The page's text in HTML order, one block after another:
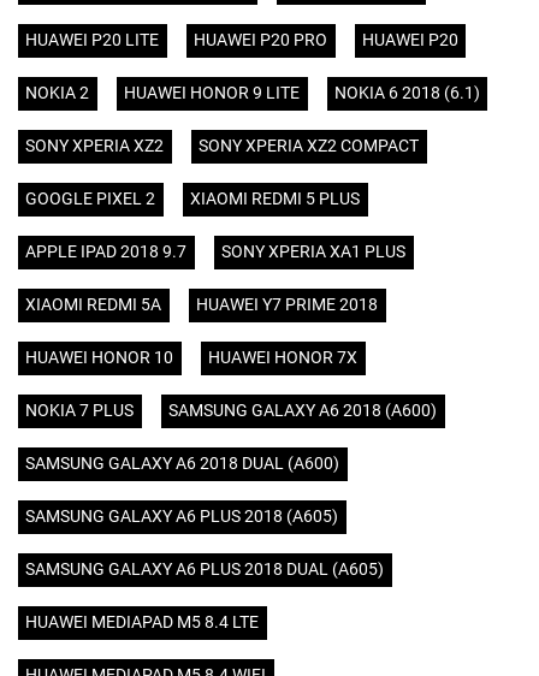
HUAWEI P20 LITE HUAWEI P20 PRO HUAWEI P20
NOKIA 2 HUAWEI HONOR 9 LITE NOKIA 6 2018 (6.1)
SONY XPERIA XZ2 SONY XPERIA XZ2 COMPACT
GOOGLE PIXEL 2 XIAOMI REDMI 5 PLUS
APPLE IPAD 2018 9.7 SONY XPERIA XA1 PLUS
XIAOMI REDMI 5A HUAWEI Y7 PRIME 2018
HUAWEI HONOR 10 HUAWEI HONOR 7X
NOKIA 7 PLUS SAMSUNG GALAXY A6 2018 (A600)
SAMSUNG GALAXY A6 2018 DUAL (A600)
SAMSUNG GALAXY A6 PLUS 2018 (A605)
SAMSUNG GALAXY A6 PLUS 2018 DUAL (A605)
HUAWEI MEDIAPAD M5 8.4 LTE